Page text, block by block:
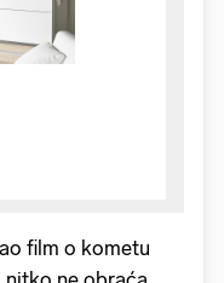
film o kometu